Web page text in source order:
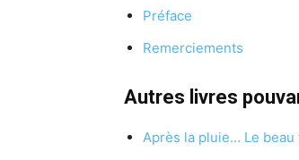
Préface
Remerciements
Autres livres
Après la pluie… Le beau